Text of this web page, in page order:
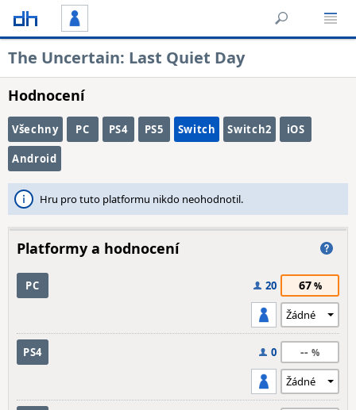
The Uncertain: Last Quiet Day
Hodnocení
Všechny PC PS4 PS5 Switch Switch2 iOS
Android
Hru pro tuto platformu nikdo neohodnotil.
Platformy a hodnocení
PC 20 67
PS4 0 --